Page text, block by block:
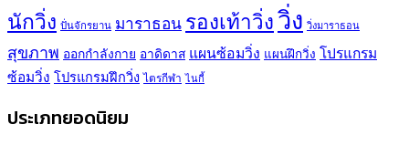
นักวิ่ง ปั่นจักรยาน มาราธอน รองเท้าวิ่ง วิ่ง วิ่งมาราธอน
สุขภาพ ออกกำลังกาย อาดิดาส แผนซ้อมวิ่ง แผนฝึกวิ่ง โปรแกรม
ซ้อมวิ่ง โปรแกรมฝึกวิ่ง ไตรกีฬา ไนกี้
ประเภทยอดนิยม